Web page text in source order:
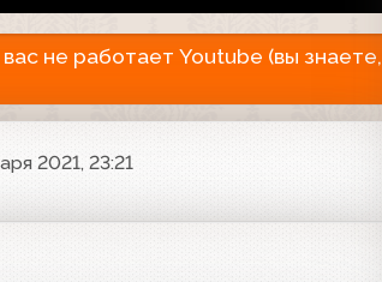
не работает Youtube (вы знаете,
2021, 23:21